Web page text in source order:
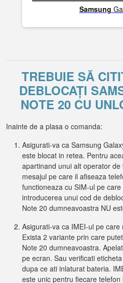
Samsung
TREBUIE SĂ
DEBLOCAȚI
NOTE 20 CU
Inainte de a plasa o comanda:
Asigurati-va ca Samsung
este blocat in retea. Pentru
apartinand unui alt operator
mesajul pe care il afiseaza
functioneaza cu SIM-ul pe
introducerea unui cod de
Note 20 dumneavoastra NU
Asigurati-va ca IMEI-ul pe
Exista 2 variante prin care
Note 20 dumneavoastra.
pe ecran. Sau verificati
dupa ce ati inlaturat bateria.
este unic pentru fiecare telefon